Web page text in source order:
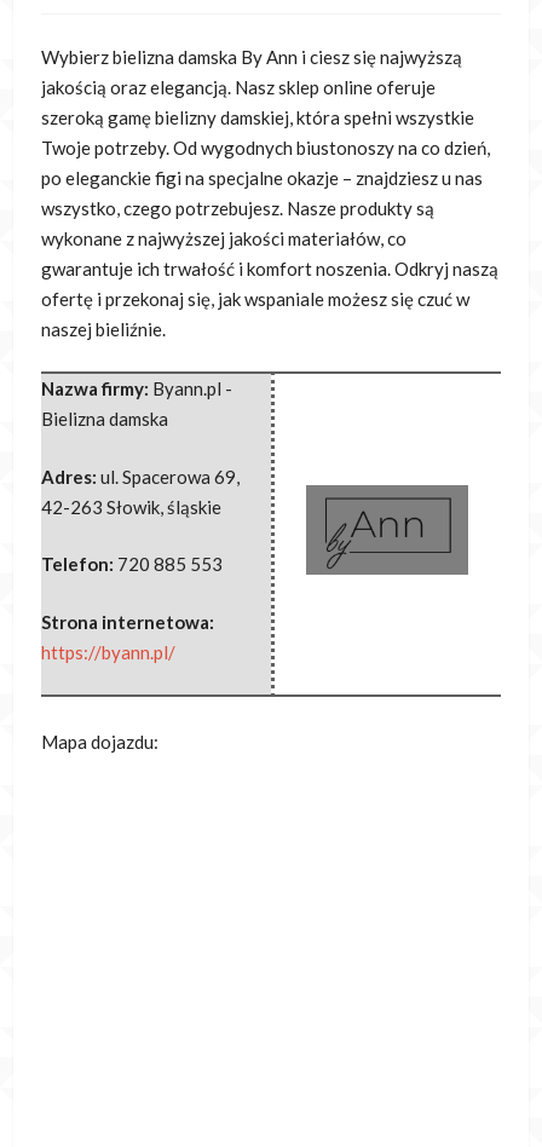
Wybierz bielizna damska By Ann i ciesz się najwyższą
jakością oraz elegancją. Nasz sklep online oferuje
szeroką gamę bielizny damskiej,która spełni wszystkie
Twoje potrzeby. Od wygodnych biustonoszy na co dzień,
po eleganckie figi na specjalne okazje – znajdziesz u nas
wszystko, czego potrzebujesz. Nasze produkty są
wykonane z najwyższej jakości materiałów, co
gwarantuje ich trwałość i komfort noszenia. Odkryj naszą
ofertę i przekonaj się, jak wspaniale możesz się czuć w
naszej bieliźnie.
Nazwa firmy: Byann.pl -
Bielizna damska
Adres: ul. Spacerowa 69,
42-263 Słowik,śląskie
Telefon: 720 885 553
Strona internetowa:
https://byann.pl/
Mapa dojazdu: